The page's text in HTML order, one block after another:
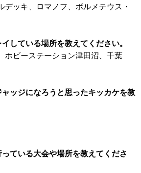
デッキ、ロマノフ、ボルメテウス・
している場所を教えてください。
ホビーステーション津田沼、千葉
ッジになろうと思ったキッカケを教
ている大会や場所を教えてくださ